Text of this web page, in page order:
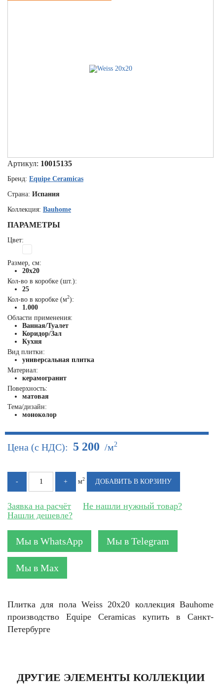
Артикул: 10015135
Бренд: Equipe Ceramicas
Страна: Испания
Коллекция: Bauhome
ПАРАМЕТРЫ
Цвет:
Размер, см:
20x20
Кол-во в коробке (шт.):
25
Кол-во в коробке (м2):
1.000
Области применения:
Ванная/Туалет
Коридор/Зал
Кухня
Вид плитки:
универсальная плитка
Материал:
керамогранит
Поверхность:
матовая
Тема/дизайн:
моноколор
Цена (с НДС): 5 200 /м2
м2
Заявка на расчёт
Не нашли нужный товар?
Нашли дешевле?
Мы в WhatsApp Мы в Telegram
Мы в Max
Плитка для пола Weiss 20x20 коллекция Bauhome
производство Equipe Ceramicas купить в Санкт-
Петербурге
ДРУГИЕ ЭЛЕМЕНТЫ КОЛЛЕКЦИИ